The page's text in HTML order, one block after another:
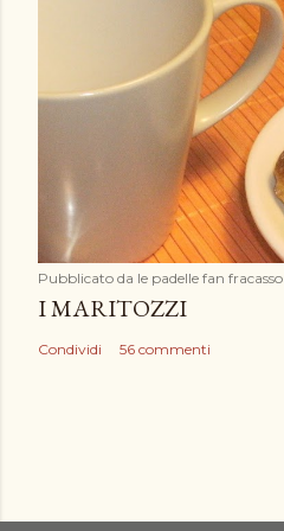
Pubblicato da le padelle fan fracasso
I MARITOZZI
Condividi 56 commenti